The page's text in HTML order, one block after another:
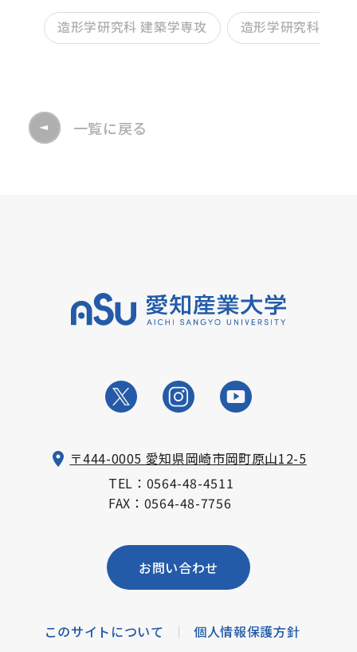
造形学研究科 建築学専攻 造形学研究科 デザ
一覧に戻る
〒444-0005 愛知県岡崎市岡町原山12-5
TEL： 0564-48-4511
FAX：0564-48-7756
お問い合わせ
このサイトについて | 個人情報保護方針